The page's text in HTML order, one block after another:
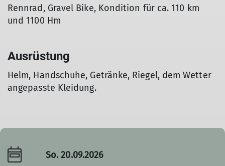
Rennrad, Gravel Bike, Kondition für ca. 110 km
und 1100 Hm
Ausrüstung
Helm, Handschuhe, Getränke, Riegel, dem Wetter
angepasste Kleidung.
So. 20.09.2026